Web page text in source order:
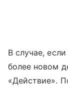
В случае,
более новом
«Действие».